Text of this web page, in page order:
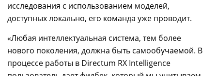
исследования с использованием моделей,
доступных локально, его команда уже проводит.
«Любая интеллектуальная система, тем более
нового поколения, должна быть самообучаемой. В
процессе работы в Directum RX Intelligence